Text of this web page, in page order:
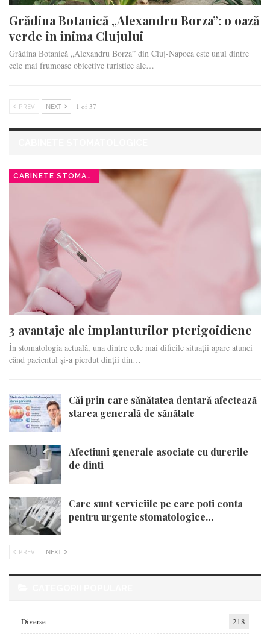
Grădina Botanică „Alexandru Borza”: o oază
verde în inima Clujului
Grădina Botanică „Alexandru Borza” din Cluj-Napoca este unul dintre
cele mai frumoase obiective turistice ale…
PREV NEXT 1 of 37
CABINETE STOMATOLOGICE
3 avantaje ale implanturilor pterigoidiene
În stomatologia actuală, una dintre cele mai dificile situații apare atunci
când pacientul și-a pierdut dinții din…
Căi prin care sănătatea dentară afectează
starea generală de sănătate
Afectiuni generale asociate cu durerile
de dinti
Care sunt serviciile pe care poti conta
pentru urgente stomatologice…
PREV NEXT
Diverse 218